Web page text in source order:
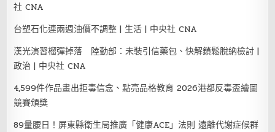
社 CNA
台塑石化連兩週油價不調整 | 生活 | 中央社 CNA
漢光演習榴彈掉落 陸勤部：未裝引信藥包、快解鎖鬆脫納檢討 |
政治 | 中央社 CNA
4,599件作品畫出拒毒信念、點亮品格教育 2026港都反毒盃繪圖
競賽頒獎
89量腰日！屏東縣衛生局推廣「健康ACE」法則 遠離代謝症候群